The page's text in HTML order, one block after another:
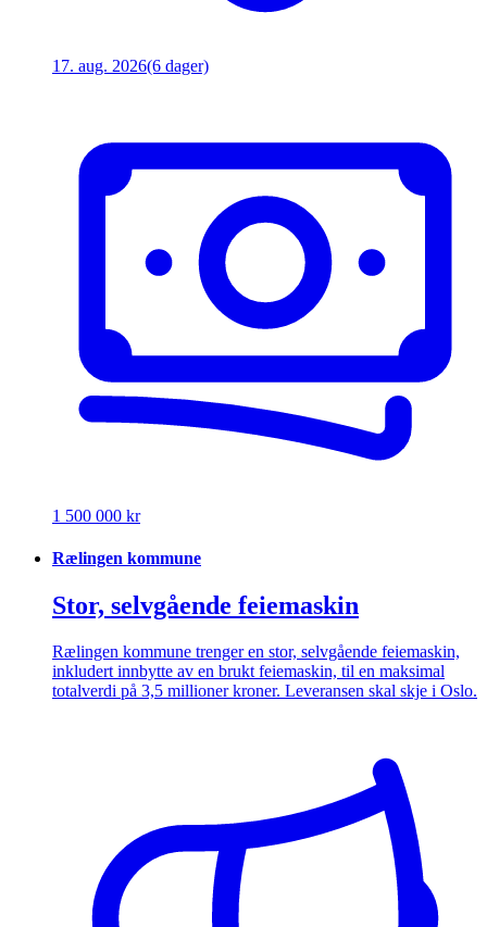
17. aug. 2026(6 dager)
1 500 000 kr
Rælingen kommune
Stor, selvgående feiemaskin
Rælingen kommune trenger en stor, selvgående feiemaskin,
inkludert innbytte av en brukt feiemaskin, til en maksimal
totalverdi på 3,5 millioner kroner. Leveransen skal skje i Oslo.